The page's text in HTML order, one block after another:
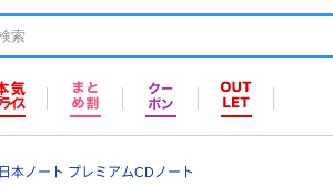
日本ノート プレミアムCDノート